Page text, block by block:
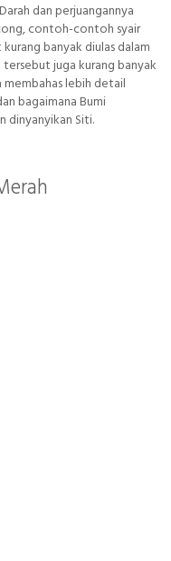
dan perjuangannya
contoh-contoh syair
banyak diulas dalam
tersebut juga kurang banyak
lebih detail
bagaimana Bumi
dinyanyikan Siti.